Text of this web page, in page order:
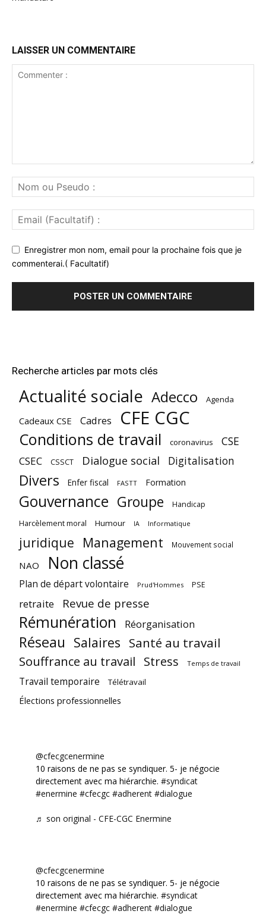
LAISSER UN COMMENTAIRE
Enregistrer mon nom, email pour la prochaine fois que je
commenterai.( Facultatif)
Recherche articles par mots clés
Actualité sociale Adecco Agenda
Cadeaux CSE Cadres CFE CGC
Conditions de travail coronavirus CSE
CSEC CSSCT Dialogue social Digitalisation
Divers Enfer fiscal FASTT Formation
Gouvernance Groupe Handicap
Harcèlement moral Humour IA Informatique
juridique Management Mouvement social
NAO Non classé
Plan de départ volontaire Prud'Hommes PSE
retraite Revue de presse
Rémunération Réorganisation
Réseau Salaires Santé au travail
Souffrance au travail Stress Temps de travail
Travail temporaire Télétravail
Élections professionnelles
@cfecgcenermine
10 raisons de ne pas se syndiquer. 5- je négocie
directement avec ma hiérarchie. #syndicat
#enermine #cfecgc #adherent #dialogue
♬ son original - CFE-CGC Enermine
@cfecgcenermine
10 raisons de ne pas se syndiquer. 5- je négocie
directement avec ma hiérarchie. #syndicat
#enermine #cfecgc #adherent #dialogue